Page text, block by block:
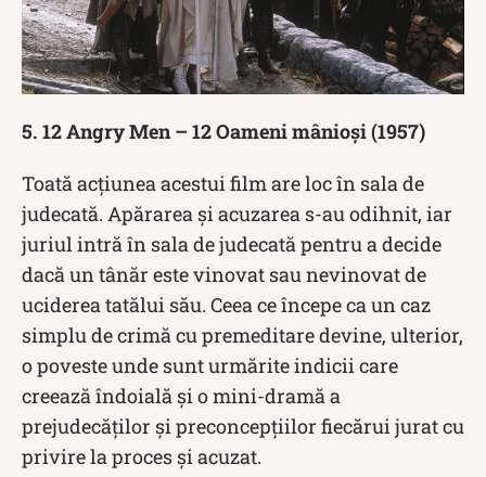
5. 12 Angry Men – 12 Oameni mânioşi (1957)
Toată acțiunea acestui film are loc în sala de
judecată. Apărarea și acuzarea s-au odihnit, iar
juriul intră în sala de judecată pentru a decide
dacă un tânăr este vinovat sau nevinovat de
uciderea tatălui său. Ceea ce începe ca un caz
simplu de crimă cu premeditare devine, ulterior,
o poveste unde sunt urmărite indicii care
creează îndoială și o mini-dramă a
prejudecăților și preconcepțiilor fiecărui jurat cu
privire la proces și acuzat.